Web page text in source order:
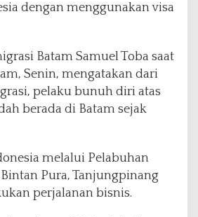
g
n
u
D
i
G
u
n
a
dengan menggunakan visa
Batam Samuel Toba saat
Senin, mengatakan dari
pelaku bunuh diri atas
berada di Batam sejak
melalui Pelabuhan
Pura, Tanjungpinang
perjalanan bisnis.